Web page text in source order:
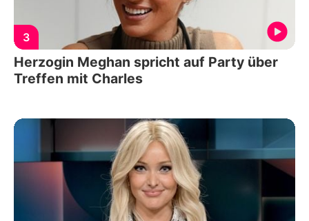
3
Herzogin Meghan spricht auf Party über
Treffen mit Charles